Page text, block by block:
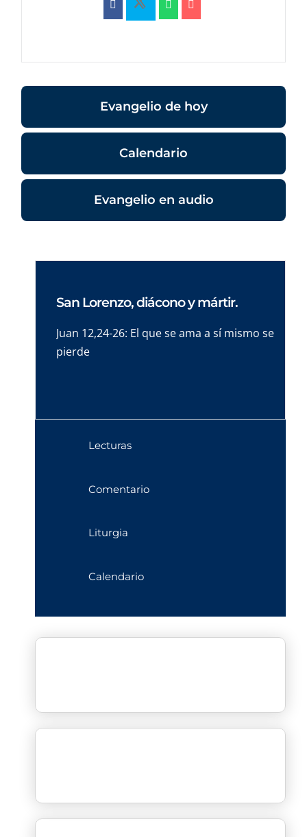
Evangelio de hoy
Calendario
Evangelio en audio
San Lorenzo, diácono y mártir.
Juan 12,24-26: El que se ama a sí mismo se
pierde
Lecturas
Comentario
Liturgia
Calendario